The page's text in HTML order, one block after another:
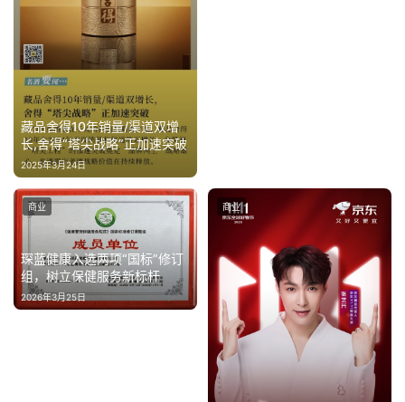
藏品舍得10年销量/渠道双增
长,舍得“塔尖战略”正加速突破
2025年3月24日
琛蓝健康入选两项“国标”修订
组，树立保健服务新标杆
2026年3月25日
商业 商业